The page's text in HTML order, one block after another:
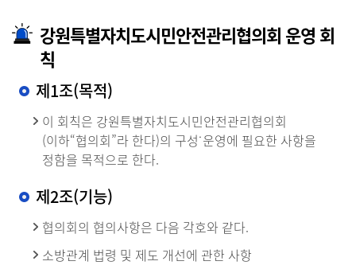
강원특별자치도시민안전관리협의회 운영 회
칙
제1조(목적)
이 회칙은 강원특별자치도시민안전관리협의회
(이하“협의회”라 한다)의 구성˙운영에 필요한 사항을
정함을 목적으로 한다.
제2조(기능)
협의회의 협의사항은 다음 각호와 같다.
소방관계 법령 및 제도 개선에 관한 사항